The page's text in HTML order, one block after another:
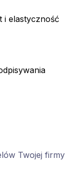
i elastyczność
Twojej firmy